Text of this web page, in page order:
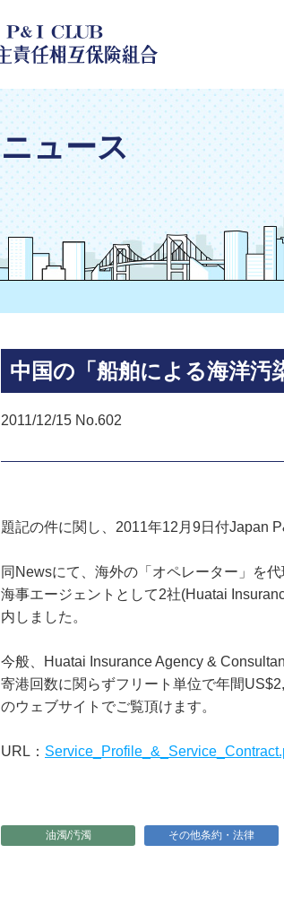
ニュース
中国の「船舶による海洋汚
2011/12/15 No.602
題記の件に関し、2011年12月9日付Japan
同Newsにて、海外の「オペレーター」を
海事エージェントとして2社(Huatai
内しました。
今般、Huatai Insurance Agency &
寄港回数に関らずフリート単位で年間
のウェブサイトでご覧頂けます。
URL：
油濁/汚濁 その他条約・法律